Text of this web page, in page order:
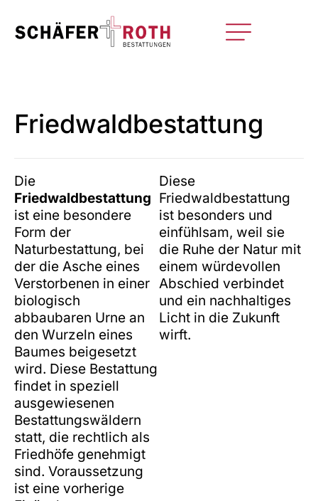
Friedwaldbestattung
Die
Friedwaldbestattung
ist eine besondere
Form der
Naturbestattung, bei
der die Asche eines
Verstorbenen in einer
biologisch
abbaubaren Urne an
den Wurzeln eines
Baumes beigesetzt
wird. Diese Bestattung
findet in speziell
ausgewiesenen
Bestattungswäldern
statt, die rechtlich als
Friedhöfe genehmigt
sind. Voraussetzung
ist eine vorherige
Diese
Friedwaldbestattung
ist besonders und
einfühlsam, weil sie
die Ruhe der Natur mit
einem würdevollen
Abschied verbindet
und ein nachhaltiges
Licht in die Zukunft
wirft.